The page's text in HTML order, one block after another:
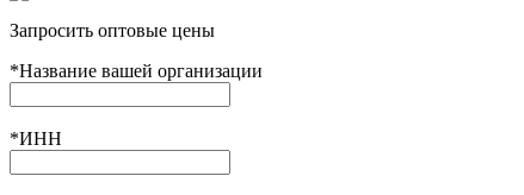
Запросить оптовые цены
*Название вашей организации
*ИНН